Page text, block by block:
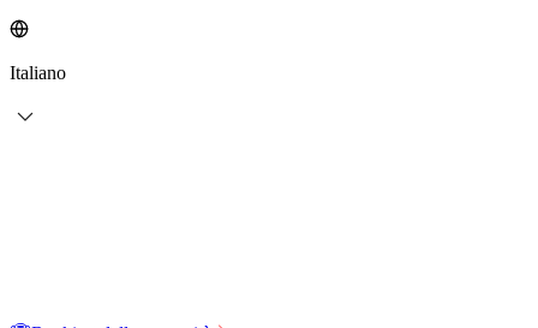
Italiano